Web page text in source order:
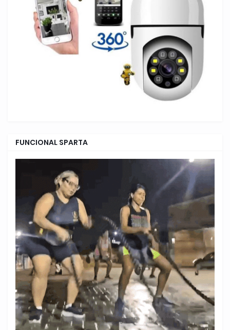
FUNCIONAL SPARTA